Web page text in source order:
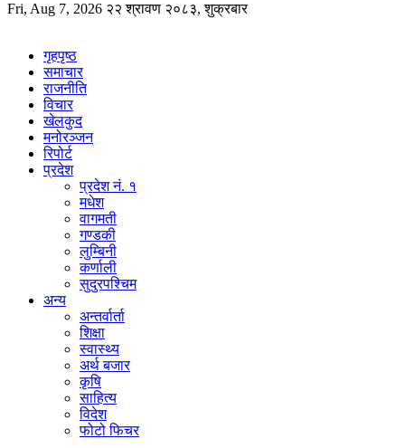
Fri, Aug 7, 2026 २२ श्रावण २०८३, शुक्रबार
गृहपृष्ठ
समाचार
राजनीति
विचार
खेलकुद
मनोरञ्जन
रिपोर्ट
प्रदेश
प्रदेश नं. १
मधेश
वागमती
गण्डकी
लुम्बिनी
कर्णाली
सुदुरपश्चिम
अन्य
अन्तर्वार्ता
शिक्षा
स्वास्थ्य
अर्थ बजार
कृषि
साहित्य
विदेश
फोटो फिचर